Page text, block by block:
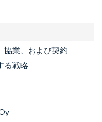
協業、および契約
る戦略